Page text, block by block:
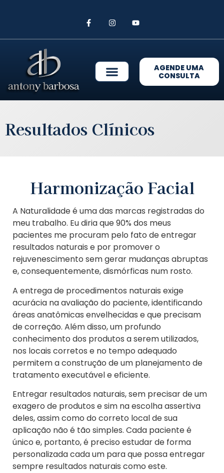
AGENDE UMA
CONSULTA
Resultados Clínicos
Harmonização Facial
A Naturalidade é uma das marcas registradas do
meu trabalho. Eu diria que 90% dos meus
pacientes me procuram pelo fato de entregar
resultados naturais e por promover o
rejuvenescimento sem gerar mudanças abruptas
e, consequentemente, dismórficas num rosto.
A entrega de procedimentos naturais exige
acurácia na avaliação do paciente, identificando
áreas anatômicas envelhecidas e que precisam
de correção. Além disso, um profundo
conhecimento dos produtos a serem utilizados,
nos locais corretos e no tempo adequado
permitem a construção de um planejamento de
tratamento executável e eficiente.
Entregar resultados naturais, sem precisar de um
exagero de produtos e sim na escolha assertiva
deles, assim como do correto local de sua
aplicação não é tão simples. Cada paciente é
único e, portanto, é preciso estudar de forma
personalizada cada um para que possa entregar
sempre resultados naturais como este.